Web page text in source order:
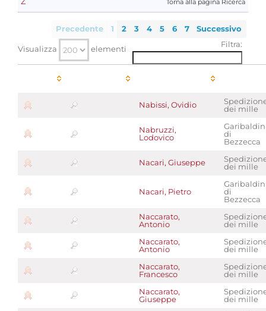
Torna alla pagina Ricerca
Precedente 1 2 3 4 5 6 7 Successivo
Visualizza elementi
Filtra:
Nabissi, Ovidio
dei mille
Nabruzzi,
Lodovico
di
Bezzecca
Nacari, Giuseppe
dei mille
Nacari, Pietro
di
Bezzecca
Naccarato,
Antonio
dei mille
Naccarato,
Antonio
dei mille
Naccarato,
Francesco
dei mille
Naccarato,
Giuseppe
dei mille